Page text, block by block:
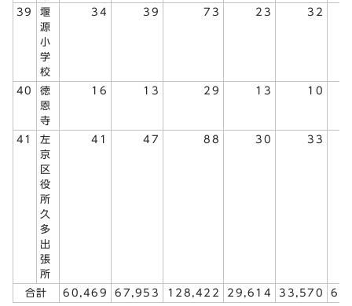
39
堰
源
小
学
校
34 39 73 23 32
40
徳
恩
寺
16 13 29 13 10
41
左
京
区
役
所
久
多
出
張
所
41 47 88 30 33
合計 60,469 67,953 128,422 29,614 33,570